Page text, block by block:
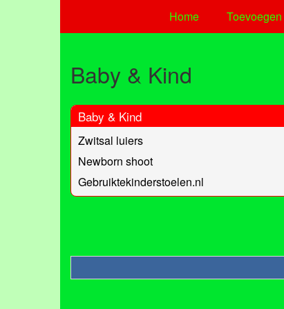
Home Toevoegen
Baby & Kind
Baby & Kind
Zwitsal luiers
Newborn shoot
Gebruiktekinderstoelen.nl